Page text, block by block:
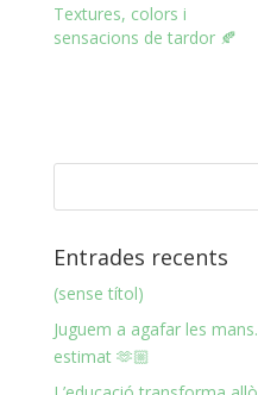
Textures, colors i
sensacions de tardor 🍂
Entrades recents
(sense títol)
Juguem a agafar les
estimat 🫶🏼